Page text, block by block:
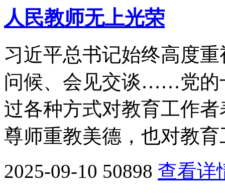
人民教师无上光荣
习近平总书记始终高度
问候、会见交谈……党的
过各种方式对教育工作
尊师重教美德，也对教
2025-09-10 50898 查看详